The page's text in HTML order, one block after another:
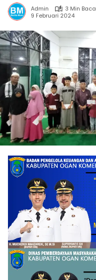
Admin
3 Min Baca
9 Februari 2024